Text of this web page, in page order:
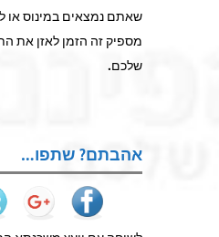
שאתם נמצאים במינוס או
מספיק זה הזמן לאזן את
שלכם.
אהבתם? שתפו…